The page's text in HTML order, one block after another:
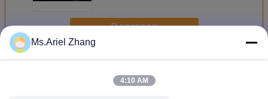
Doorgaan
MeerIsolatieband
Ms.Ariel Zhang
4:10 AM